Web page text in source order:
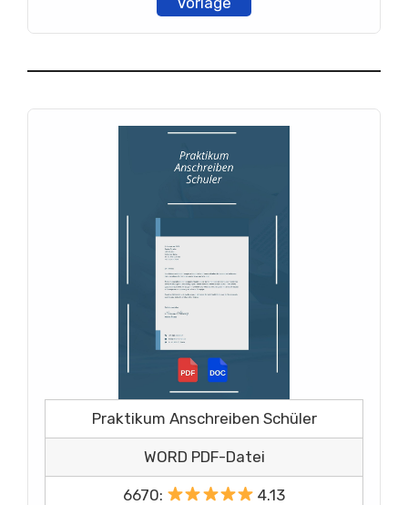
Praktikum Anschreiben Schüler
WORD PDF-Datei
6670: 4.13